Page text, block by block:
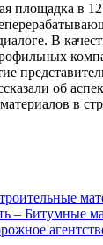
площадка в 12
В
об
в
– Битумные